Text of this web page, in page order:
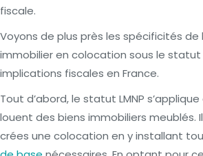
fiscale.
Voyons de plus près les spécificités de
immobilier en colocation sous le statut
implications fiscales en France.
Tout d’abord, le statut LMNP
louent des biens immobiliers meublés.
crées une colocation en y installant